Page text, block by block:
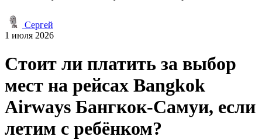
Сергей
1 июля 2026
Стоит ли платить за выбор
мест на рейсах Bangkok
Airways Бангкок-Самуи, если
летим с ребёнком?